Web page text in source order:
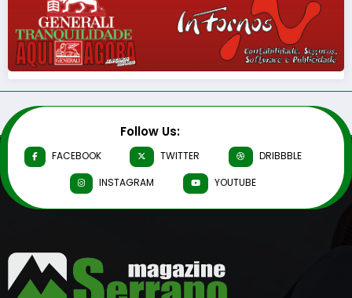
Follow Us:
FACEBOOK TWITTER
DRIBBBLE
INSTAGRAM
YOUTUBE